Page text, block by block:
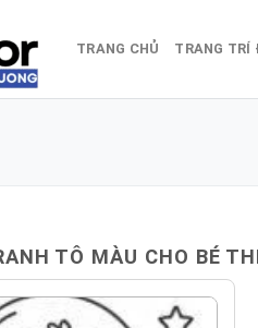
TRANG CHỦ TRANG TRÍ
TÔ MÀU CHO BÉ